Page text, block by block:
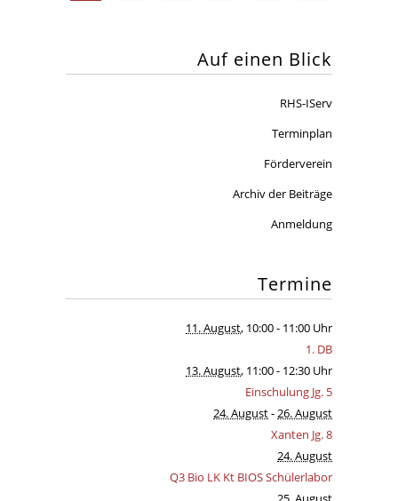
Auf einen Blick
RHS-IServ
Terminplan
Förderverein
Archiv der Beiträge
Anmeldung
Termine
11. August, 10:00- 11:00 Uhr
1. DB
13. August, 11:00- 12:30 Uhr
Einschulung Jg. 5
24. August-26. August
Xanten Jg. 8
24. August
Q3 Bio LK Kt BIOS Schülerlabor